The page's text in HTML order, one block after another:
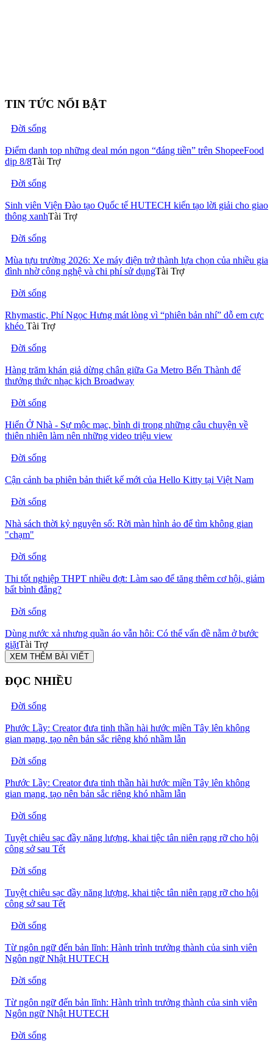
TIN TỨC NỔI BẬT
Đời sống
Điểm danh top những deal món ngon “đáng tiền” trên ShopeeFood
dịp 8/8Tài Trợ
Đời sống
Sinh viên Viện Đào tạo Quốc tế HUTECH kiến tạo lời giải cho giao
thông xanhTài Trợ
Đời sống
Mùa tựu trường 2026: Xe máy điện trở thành lựa chọn của nhiều gia
đình nhờ công nghệ và chi phí sử dụngTài Trợ
Đời sống
Rhymastic, Phí Ngọc Hưng mát lòng vì “phiên bản nhí” dỗ em cực
khéo Tài Trợ
Đời sống
Hàng trăm khán giả dừng chân giữa Ga Metro Bến Thành để
thưởng thức nhạc kịch Broadway
Đời sống
Hiển Ở Nhà - Sự mộc mạc, bình dị trong những câu chuyện về
thiên nhiên làm nên những video triệu view
Đời sống
Cận cảnh ba phiên bản thiết kế mới của Hello Kitty tại Việt Nam
Đời sống
Nhà sách thời kỷ nguyên số: Rời màn hình ảo để tìm không gian
"chạm"
Đời sống
Thi tốt nghiệp THPT nhiều đợt: Làm sao để tăng thêm cơ hội, giảm
bất bình đẳng?
Đời sống
Dùng nước xả nhưng quần áo vẫn hôi: Có thể vấn đề nằm ở bước
giặtTài Trợ
XEM THÊM BÀI VIẾT
ĐỌC NHIỀU
Đời sống
Phước Lầy: Creator đưa tinh thần hài hước miền Tây lên không
gian mạng, tạo nên bản sắc riêng khó nhầm lẫn
Đời sống
Phước Lầy: Creator đưa tinh thần hài hước miền Tây lên không
gian mạng, tạo nên bản sắc riêng khó nhầm lẫn
Đời sống
Tuyệt chiêu sạc đầy năng lượng, khai tiệc tân niên rạng rỡ cho hội
công sở sau Tết
Đời sống
Tuyệt chiêu sạc đầy năng lượng, khai tiệc tân niên rạng rỡ cho hội
công sở sau Tết
Đời sống
Từ ngôn ngữ đến bản lĩnh: Hành trình trưởng thành của sinh viên
Ngôn ngữ Nhật HUTECH
Đời sống
Từ ngôn ngữ đến bản lĩnh: Hành trình trưởng thành của sinh viên
Ngôn ngữ Nhật HUTECH
Đời sống